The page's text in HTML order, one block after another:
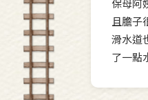
保母阿
且膽子
滑水道
了一點